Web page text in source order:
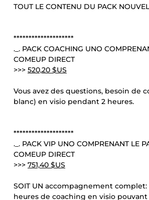
TOUT LE CONTENU DU PACK
********************
._. PACK COACHING UNO
COMEUP DIRECT
>>> 520,20 $US
Vous avez des questions, besoin de
blanc) en visio pendant 2 heures.
********************
._. PACK VIP UNO COMPRENANT LE
COMEUP DIRECT
>>> 751,40 $US
SOIT UN accompagnement
heures de coaching en visio